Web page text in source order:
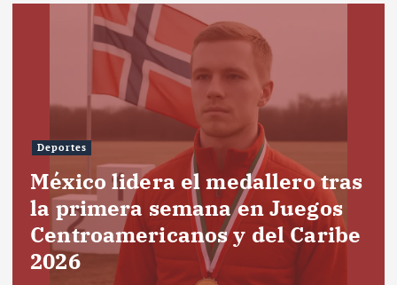
Deportes
México lidera el medallero tras
la primera semana en Juegos
Centroamericanos y del Caribe
2026